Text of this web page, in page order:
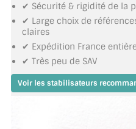
INSPIRATIONS ET
AMBIANCE LAITON
MIROIRS VIEILLIS
✔ Sécurité & rigidité de la
✔ Large choix de
claires
✔ Expédition France
✔ Très peu de SAV
Voir les stabilisateurs